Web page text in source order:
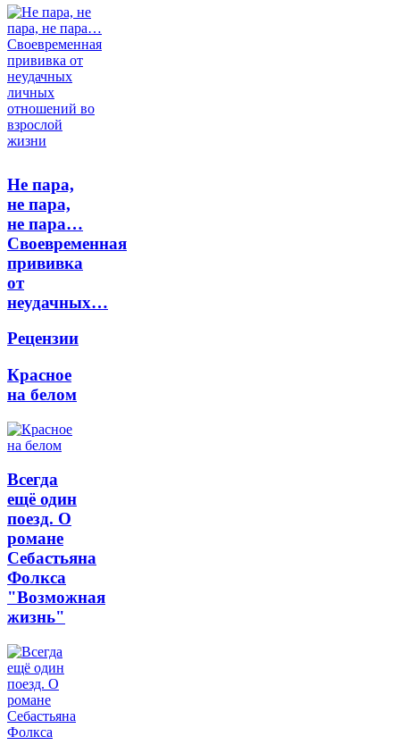
Не пара,
не пара,
не пара…
Своевременная
прививка
от
неудачных…
Рецензии
Красное
на белом
Всегда
ещё один
поезд. О
романе
Себастьяна
Фолкса
"Возможная
жизнь"